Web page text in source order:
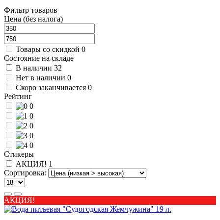
Фильтр товаров
Цена (без налога)
Товары со скидкой 0
Состояние на складе
В наличии 32
Нет в наличии 0
Скоро заканчивается 0
Рейтинг
0
0
0
0
0
Стикеры
АКЦИЯ! 1
Сортировка:
АКЦИЯ!